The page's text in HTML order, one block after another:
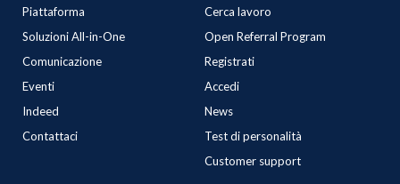
Piattaforma
Soluzioni All-in-One
Comunicazione
Eventi
Indeed
Contattaci
Cerca lavoro
Open Referral Program
Registrati
Accedi
News
Test di personalità
Customer support